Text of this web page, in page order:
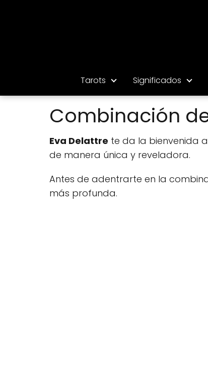
Tarots Significados
Combinación
Eva Delattre te da la bienvenida a
de manera única y reveladora.
Antes de adentrarte en la
más profunda.